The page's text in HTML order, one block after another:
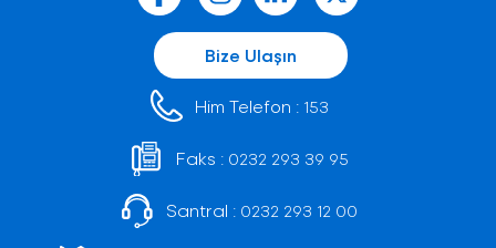
Bize Ulaşın
Him Telefon : 153
Faks : 0232 293 39 95
Santral : 0232 293 12 00